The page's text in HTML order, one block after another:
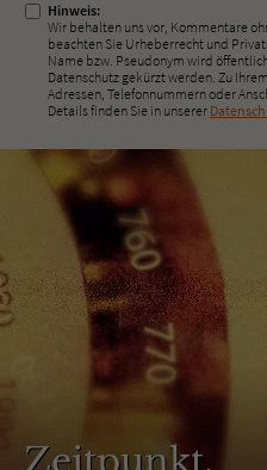
Hinweis:
Wir behalten uns vor, Kommentare
beachten Sie Urheberrecht und
Name bzw. Pseudonym wird
Datenschutz gekürzt werden. Zu
Adressen, Telefonnummern oder
Details finden Sie in unserer